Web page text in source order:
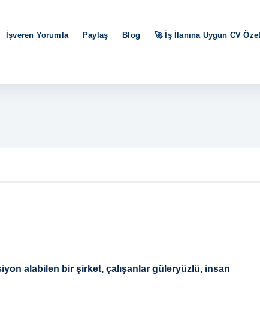
İşveren Yorumla Paylaş Blog 🚀 İş İlanına Uygun CV
alabilen bir şirket, çalışanlar güleryüzlü, insan